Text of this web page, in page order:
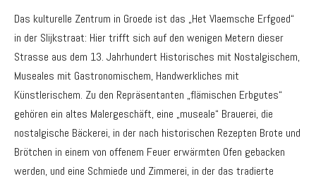
Das kulturelle Zentrum in Groede ist das „Het Vlaemsche Erfgoed“
in der Slijkstraat: Hier trifft sich auf den wenigen Metern dieser
Strasse aus dem 13. Jahrhundert Historisches mit Nostalgischem,
Museales mit Gastronomischem, Handwerkliches mit
Künstlerischem. Zu den Repräsentanten „flämischen Erbgutes“
gehören ein altes Malergeschäft, eine „museale“ Brauerei, die
nostalgische Bäckerei, in der nach historischen Rezepten Brote und
Brötchen in einem von offenem Feuer erwärmten Ofen gebacken
werden, und eine Schmiede und Zimmerei, in der das tradierte